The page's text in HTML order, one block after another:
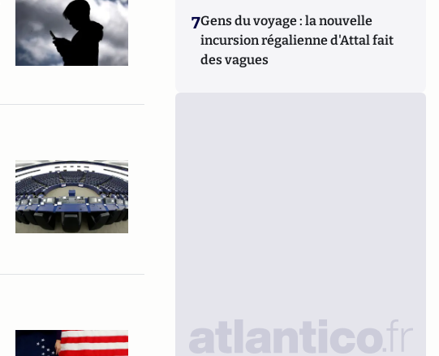
7Gens du voyage : la nouvelle
incursion régalienne d'Attal fait
des vagues